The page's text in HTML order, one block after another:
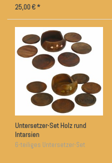
25,00 € *
Untersetzer-Set Holz rund
Intarsien
6-teiliges Untersetzer-Set